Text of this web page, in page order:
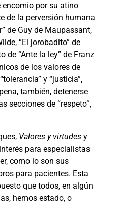
encomio por su atino
de la perversión humana
de Guy de Maupassant,
“El jorobadito” de
de “Ante la ley” de Franz
de los valores de
y “justicia”,
también, detenerse
secciones de “respeto”,
Valores y virtudes y
para especialistas
como lo son sus
para pacientes. Esta
que todos, en algún
hemos estado, o